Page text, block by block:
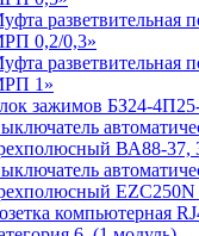
разветвительная
0,2/0,3»
разветвительная
1»
зажимов БЗ24-
ВА88-37,
компьютерная